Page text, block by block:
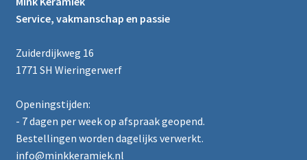
Service, vakmanschap en passie
Zuiderdijkweg 16
1771 SH Wieringerwerf
Openingstijden:
- 7 dagen per week op afspraak geopend.
Bestellingen worden dagelijks verwerkt.
info@minkkeramiek.nl